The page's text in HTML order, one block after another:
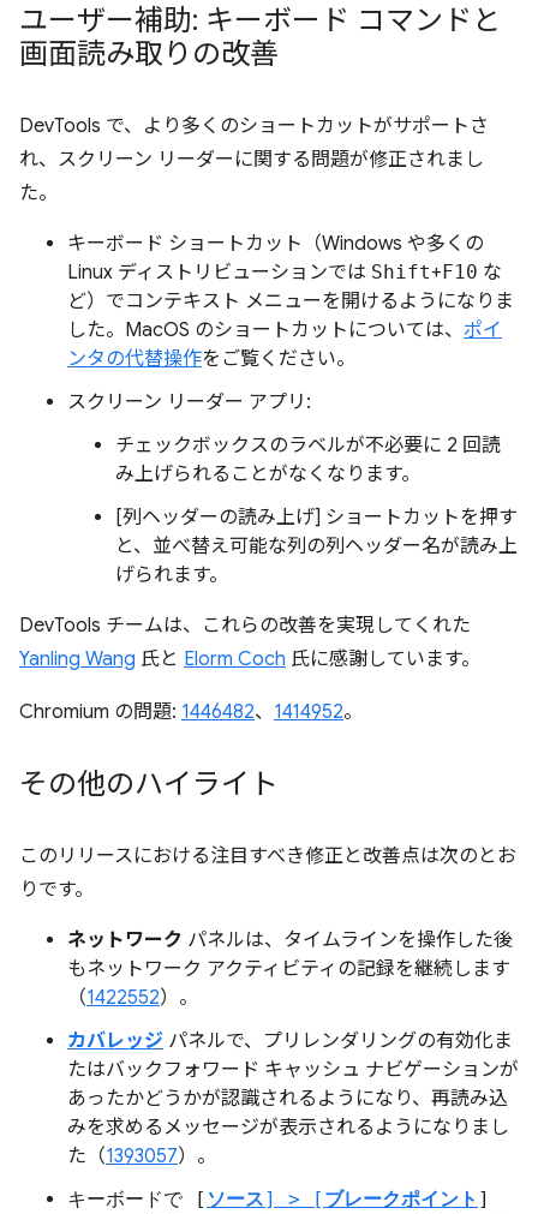
ユーザー補助: キーボード コマンドと
画面読み取りの改善
DevTools で、より多くのショートカットがサポートさ
れ、スクリーン リーダーに関する問題が修正されまし
た。
キーボード ショートカット（Windows や多くの
Linux ディストリビューションでは Shift+F10 な
ど）でコンテキスト メニューを開けるようになりま
した。MacOS のショートカットについては、 ポイ
ンタの代替操作をご覧ください。
スクリーン リーダー アプリ:
チェックボックスのラベルが不必要に 2 回読
み上げられることがなくなります。
[列ヘッダーの読み上げ] ショートカットを押す
と、並べ替え可能な列の列ヘッダー名が読み上
げられます。
DevTools チームは、これらの改善を実現してくれた
Yanling Wang 氏と Elorm Coch 氏に感謝しています。
Chromium の問題: 1446482、 1414952。
その他のハイライト
このリリースにおける注目すべき修正と改善点は次のとお
りです。
ネットワーク パネルは、タイムラインを操作した後
もネットワーク アクティビティの記録を継続します
（1422552）。
カバレッジ パネルで、プリレンダリングの有効化ま
たはバックフォワード キャッシュ ナビゲーションが
あったかどうかが認識されるようになり、再読み込
みを求めるメッセージが表示されるようになりまし
た（1393057）。
キーボードで [ ソース] > [ ブレークポイント ]